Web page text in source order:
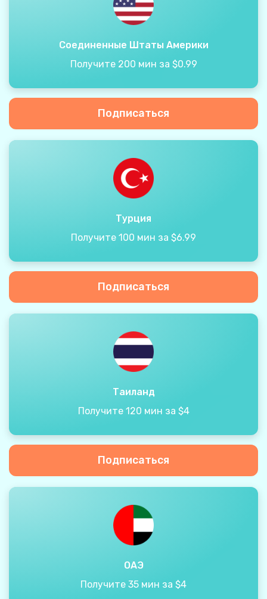
Соединенные Штаты Америки
Получите 200 мин за $0.99
Подписаться
Турция
Получите 100 мин за $6.99
Подписаться
Таиланд
Получите 120 мин за $4
Подписаться
ОАЭ
Получите 35 мин за $4